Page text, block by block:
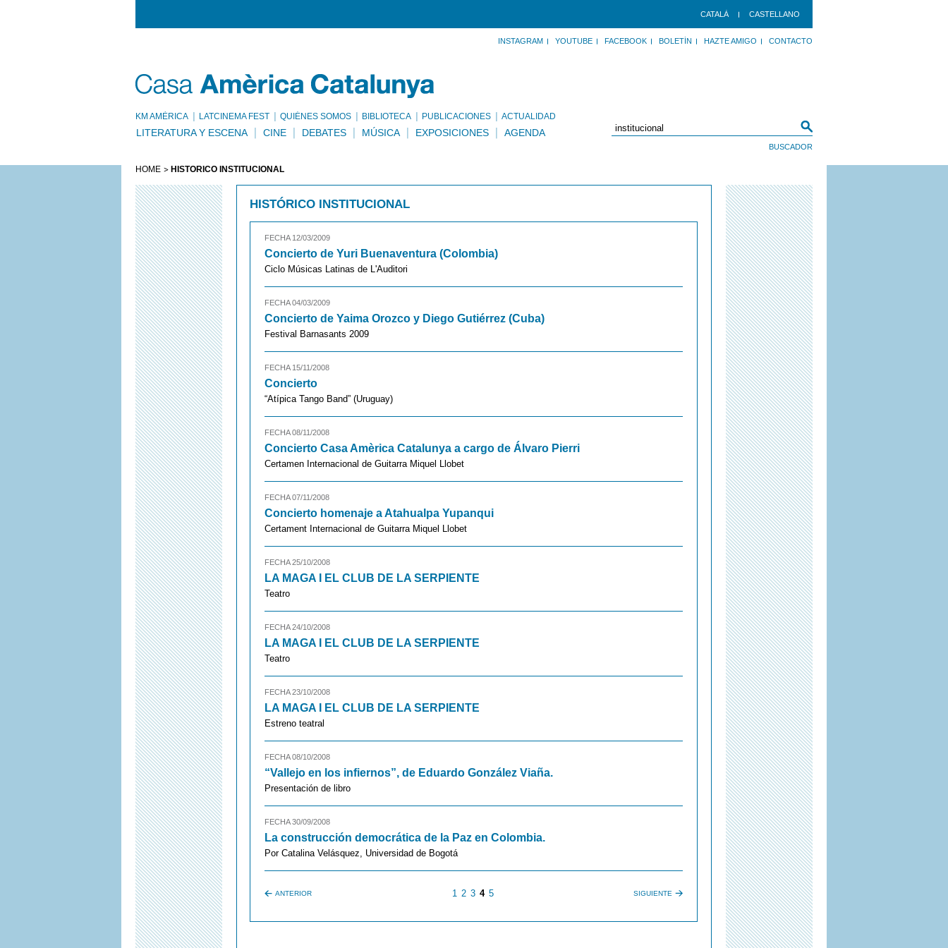
CATALÀ CASTELLANO
INSTAGRAM YOUTUBE FACEBOOK BOLETÍN HAZTE AMIGO CONTACTO
KM AMÈRICA LATCINEMA FEST QUIÉNES SOMOS BIBLIOTECA PUBLICACIONES ACTUALIDAD
LITERATURA Y ESCENA CINE DEBATES MÚSICA EXPOSICIONES AGENDA
HOME HISTÓRICO INSTITUCIONAL
HISTÓRICO INSTITUCIONAL
FECHA 12/03/2009
Concierto de Yuri Buenaventura (Colombia)
Ciclo Músicas Latinas de L'Auditori
FECHA 04/03/2009
Concierto de Yaima Orozco y Diego Gutiérrez (Cuba)
Festival Barnasants 2009
FECHA 15/11/2008
Concierto
“Atípica Tango Band” (Uruguay)
FECHA 08/11/2008
Concierto Casa Amèrica Catalunya a cargo de Álvaro Pierri
Certamen Internacional de Guitarra Miquel Llobet
FECHA 07/11/2008
Concierto homenaje a Atahualpa Yupanqui
Certament Internacional de Guitarra Miquel Llobet
FECHA 25/10/2008
LA MAGA I EL CLUB DE LA SERPIENTE
Teatro
FECHA 24/10/2008
LA MAGA I EL CLUB DE LA SERPIENTE
Teatro
FECHA 23/10/2008
LA MAGA I EL CLUB DE LA SERPIENTE
Estreno teatral
FECHA 08/10/2008
“Vallejo en los infiernos”, de Eduardo González Viaña.
Presentación de libro
FECHA 30/09/2008
La construcción democrática de la Paz en Colombia.
Por Catalina Velásquez, Universidad de Bogotá
ANTERIOR SIGUIENTE
1 2 3 4 5